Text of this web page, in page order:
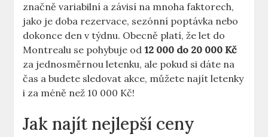
značně variabilní a závisí na mnoha faktorech,
jako je doba rezervace, sezónní poptávka nebo
dokonce den v týdnu. Obecně platí, že let do
Montrealu se pohybuje od 12 000 do 20 000 Kč
za jednosměrnou letenku, ale pokud si dáte na
čas a budete sledovat akce, můžete najít letenky
i za méně než 10 000 Kč!
Jak najít nejlepší ceny